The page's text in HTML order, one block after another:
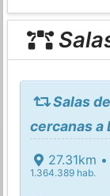
Salas
cercanas a
27.31km •
1.364.389 hab.